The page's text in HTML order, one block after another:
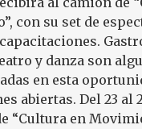
con su set de
y danza son
en esta
abiertas. Del 23 al
“Cultura en